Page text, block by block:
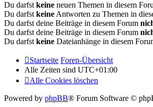
Du darfst keine neuen Themen in diesem
Du darfst keine Antworten zu Themen in
Du darfst deine Beiträge in diesem Forum
Du darfst deine Beiträge in diesem Forum
Du darfst keine Dateianhänge in diesem
Startseite Foren-Übersicht
Alle Zeiten sind UTC+01:00
Alle Cookies löschen
Powered by phpBB® Forum Software ©